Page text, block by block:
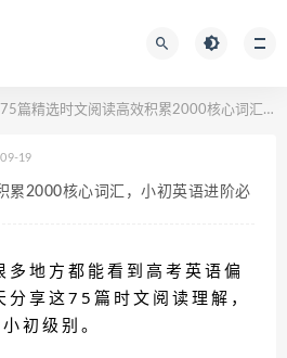
75篇精选时文阅读高效积累2000核心词汇，小初英语进阶必备~
19
累2000核心词汇，小初英语进阶必
多地方都能看到高考英语偏
享这75篇时文阅读理解，
初级别。